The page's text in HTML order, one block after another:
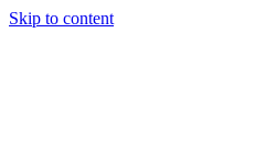
Skip to content